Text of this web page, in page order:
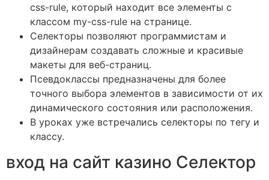
css-rule, который находит все элементы с
классом my-css-rule на странице.
Селекторы позволяют программистам и
дизайнерам создавать сложные и красивые
макеты для веб-страниц.
Псевдоклассы предназначены для более
точного выбора элементов в зависимости от их
динамического состояния или расположения.
В уроках уже встречались селекторы по тегу и
классу.
вход на сайт казино Селектор